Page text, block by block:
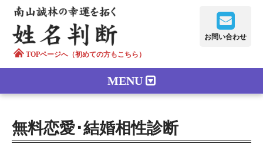
TOPページへ（初めての方もこちら）
お問い合わせ
MENU
正しい字画
無料恋愛･結婚相性診断